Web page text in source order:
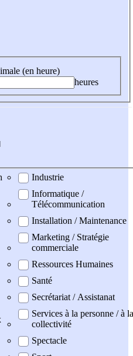
(en heure)
heures
Industrie
Informatique /
Télécommunication
Installation / Maintenance
Marketing / Stratégie
commerciale
Ressources Humaines
Santé
Secrétariat / Assistanat
Services à la personne / à la
collectivité
Spectacle